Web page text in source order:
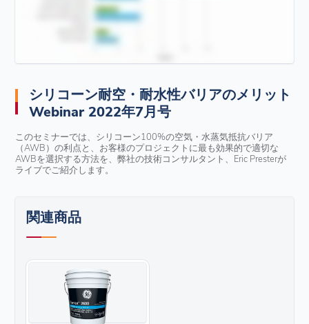
シリコーン耐空・耐水性バリアのメリット
Webinar 2022年7月号
このセミナーでは、シリコーン100%の空気・水蒸気抵抗バリア
（AWB）の利点と、お客様のプロジェクトに最も効果的で適切な
AWBを選択する方法を、弊社の技術コンサルタント、Eric Presterが
ライブでご紹介します。
関連商品